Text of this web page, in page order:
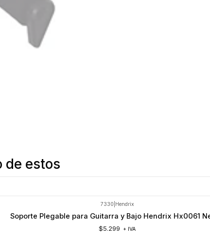
de estos
7330 Hendrix
Soporte Plegable para Guitarra y Bajo Hendrix Hx0061
$5.299 + IVA